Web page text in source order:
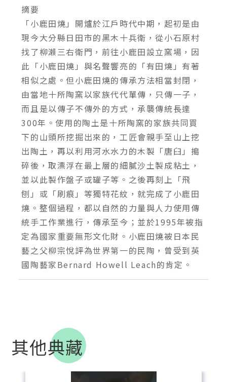
摘要
「小鹿田燒」開爐於江戶時代中期，起初是由
現今大分縣日田市的黑木十兵衛，從小石原村
找了柳瀨三右衛門，前往小鹿田設立窯場，因
此「小鹿田燒」與名聲響亮的「有田燒」有著
相似之處。但小鹿田燒的傳承方法相當封閉，
由當地十所陶窯以家族代代單傳，只傳一子，
而且是以傳子不傳外的方式，承襲傳統長達
300年。使用的陶土是十所陶窯的家族共同買
下的山頭所挖掘出來的，工匠會親手至山上挖
出陶土，再以利用河水水力的木製「唐臼」搗
碎後，取漂浮在最上層的細膩沙土製成粘土，
並以此製作盤子或罐子等。之後再刻上「飛
刨」或「刷痕」等獨特花紋，就完成了小鹿田
燒。整個過程，都以自然的力量與人力使用傳
統手工作業進行，傳承至今；並於1995年被指
定為國家重要無形文化財。小鹿田燒被日本民
藝之父柳宗悅評為世界第一的民陶，曾受到英
國陶藝家Bernard Howell Leach的肯定。
其他典藏